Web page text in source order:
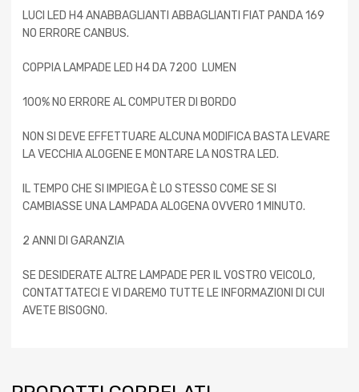
LUCI LED H4 ANABBAGLIANTI ABBAGLIANTI FIAT PANDA 169
NO ERRORE CANBUS.
COPPIA LAMPADE LED H4 DA 7200 LUMEN
100% NO ERRORE AL COMPUTER DI BORDO
NON SI DEVE EFFETTUARE ALCUNA MODIFICA BASTA LEVARE
LA VECCHIA ALOGENE E MONTARE LA NOSTRA LED.
IL TEMPO CHE SI IMPIEGA È LO STESSO COME SE SI
CAMBIASSE UNA LAMPADA ALOGENA OVVERO 1 MINUTO.
2 ANNI DI GARANZIA
SE DESIDERATE ALTRE LAMPADE PER IL VOSTRO VEICOLO,
CONTATTATECI E VI DAREMO TUTTE LE INFORMAZIONI DI CUI
AVETE BISOGNO.